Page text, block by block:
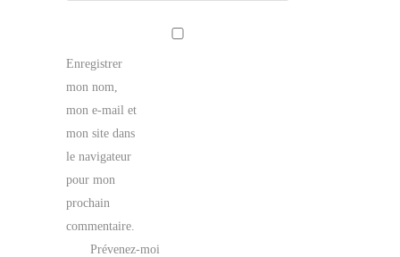
Enregistrer
mon nom,
mon e-mail et
mon site dans
le navigateur
pour mon
prochain
commentaire.
Prévenez-moi